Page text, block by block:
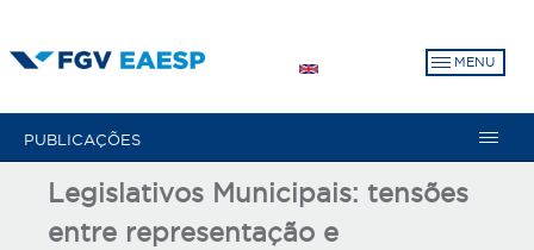
para
MENU
PUBLICAÇÕES
Legislativos Municipais: tensões
entre representação e